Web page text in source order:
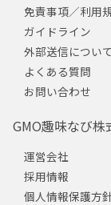
免責事項／利用
ガイドライン
外部送信について
よくある質問
お問い合わせ
GMO趣味なび株
運営会社
採用情報
個人情報保護方